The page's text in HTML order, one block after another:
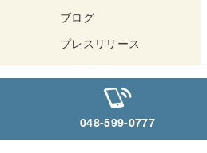
ブログ
プレスリリース
お問い合わせ
Netショップ
048-599-0777